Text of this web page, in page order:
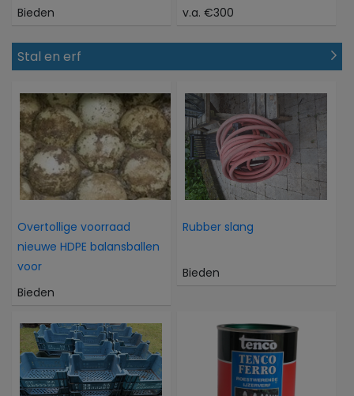
Bieden
v.a. €300
Stal en erf
Overtollige voorraad
nieuwe HDPE balansballen
voor
Bieden
Rubber slang
Bieden